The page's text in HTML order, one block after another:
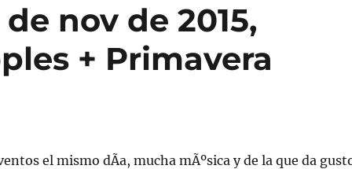
nov de 2015,
+ Primavera
el mismo dÃ­a, mucha mÃºsica y de la que da